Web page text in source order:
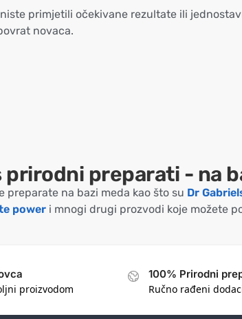
primjetili očekivane rezultate ili
novaca.
prirodni preparati - na
preparate na bazi meda kao što su Dr
power i mnogi drugi prozvodi koje možete
proizvodom
100% Prirodni
Ručno rađeni